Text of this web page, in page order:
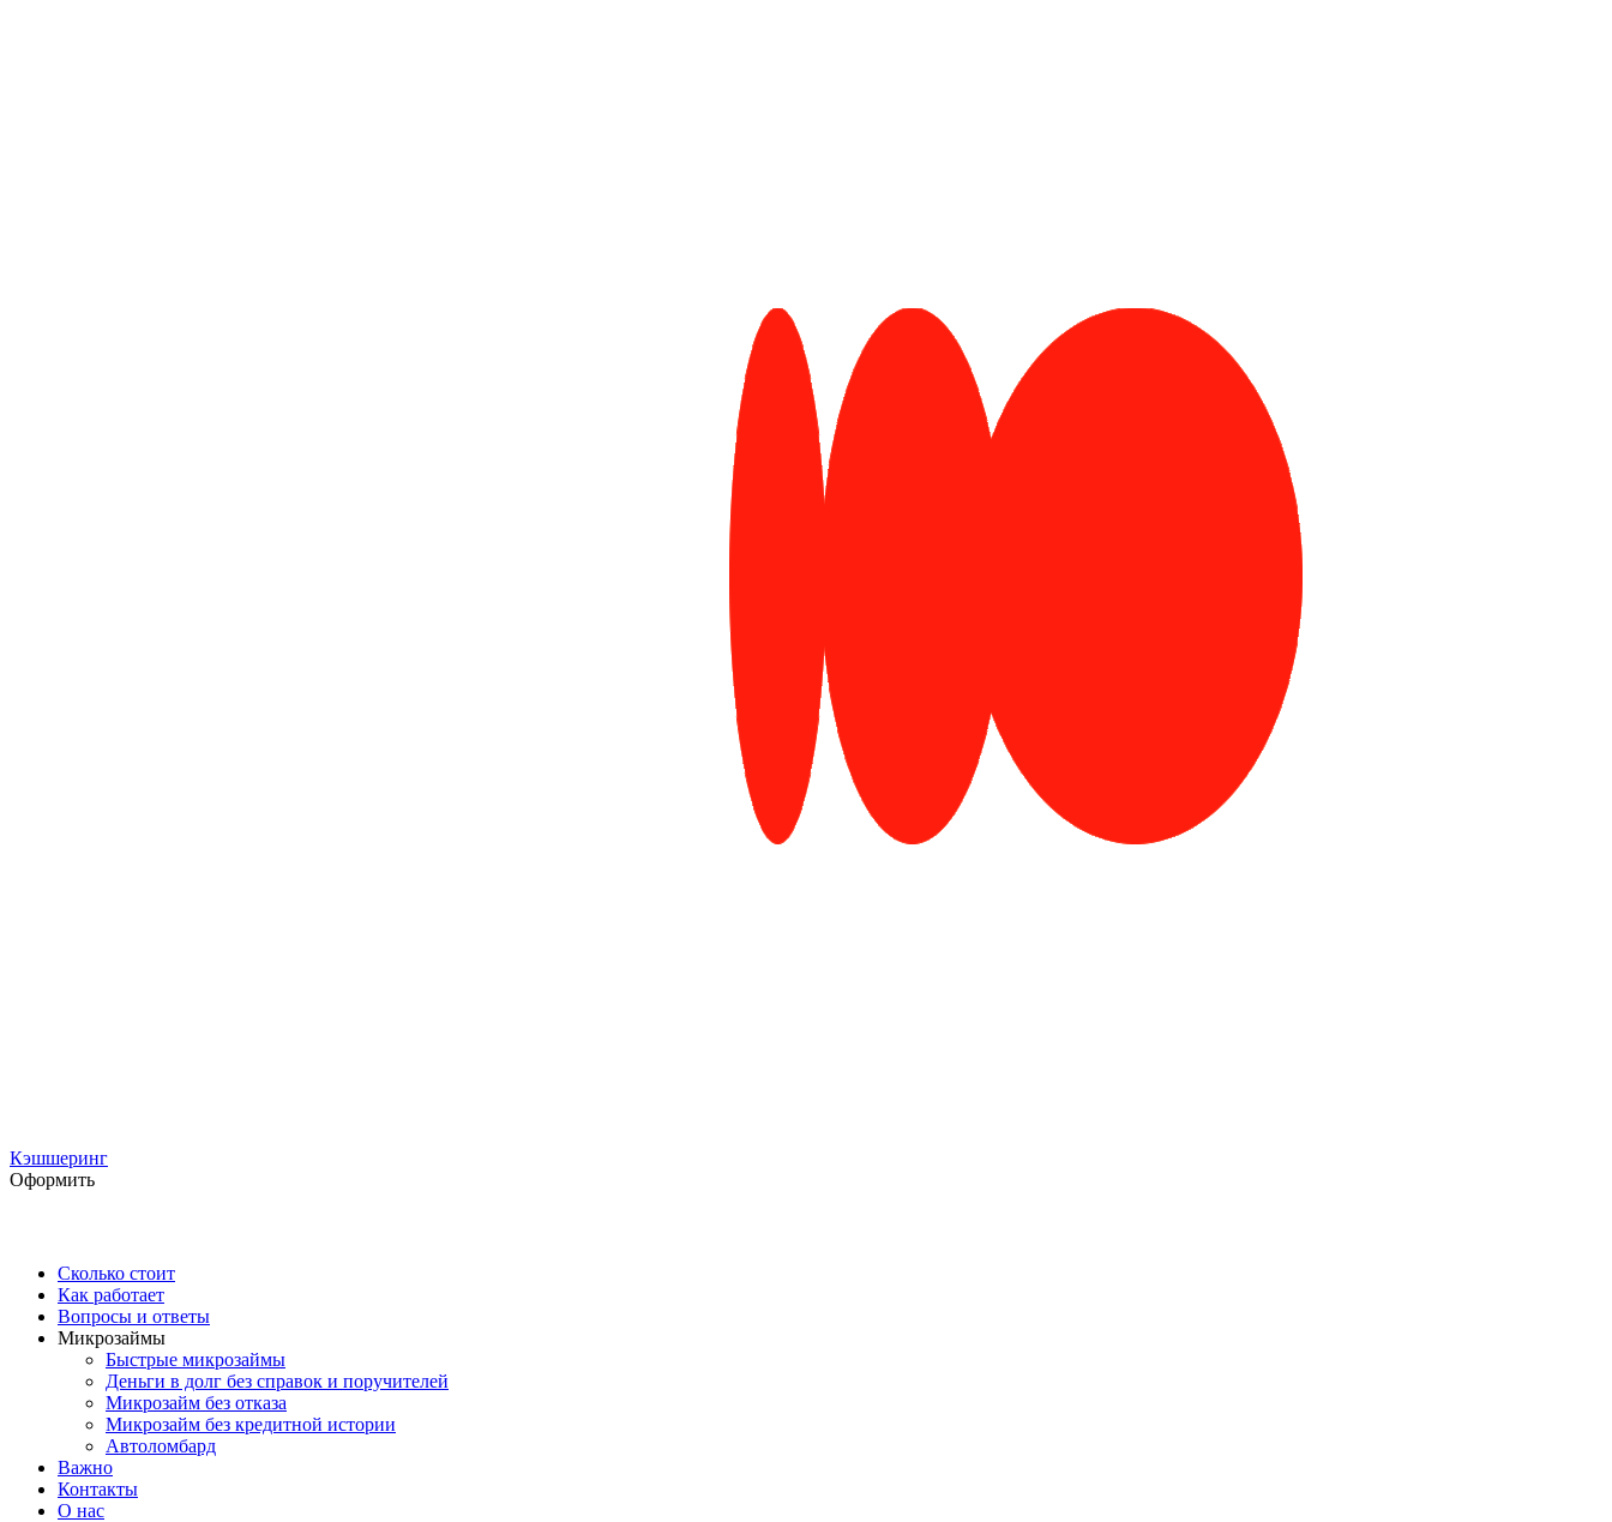
Кэшшеринг
Оформить
Сколько стоит
Как работает
Вопросы и ответы
Микрозаймы
Быстрые микрозаймы
Деньги в долг без справок и поручителей
Микрозайм без отказа
Микрозайм без кредитной истории
Автоломбард
Важно
Контакты
О нас